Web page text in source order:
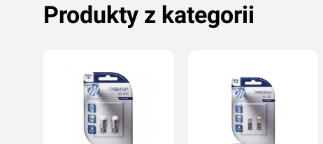
Przyznaj ocenę:
Produkty z kategorii